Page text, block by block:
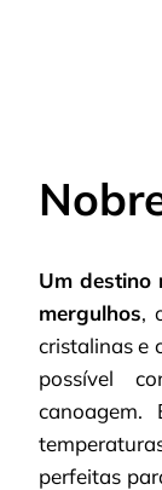
Um destino
mergulhos,
cristalinas e
possível
perfeitas